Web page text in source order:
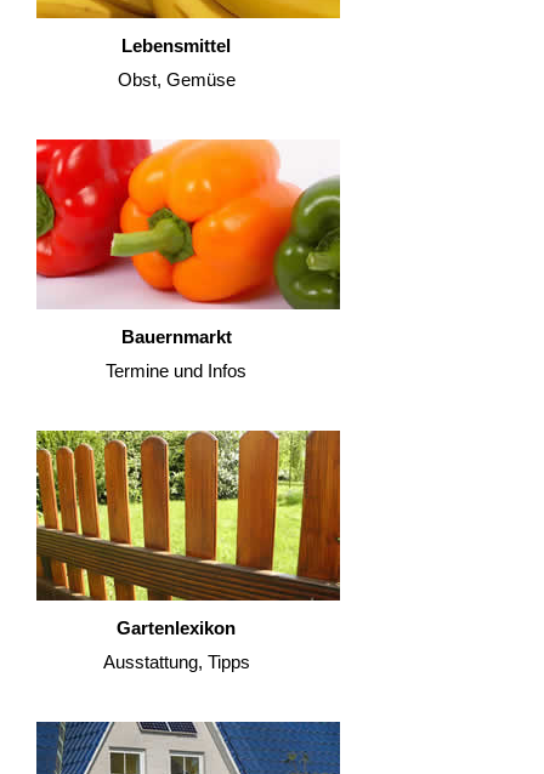
Lebensmittel
Obst, Gemüse
Bauernmarkt
Termine und Infos
Gartenlexikon
Ausstattung, Tipps